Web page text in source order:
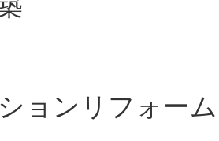
ョンリフォーム